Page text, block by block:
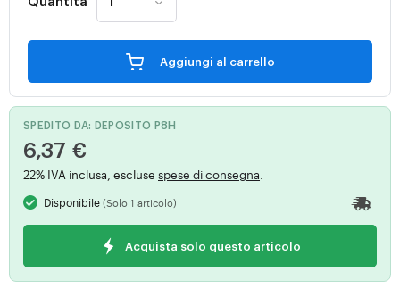
Aggiungi al carrello
SPEDITO DA: DEPOSITO P8H
6,37 €
22% IVA inclusa, escluse spese di consegna
Disponibile(Solo 1 articolo)
Acquista solo questo articolo